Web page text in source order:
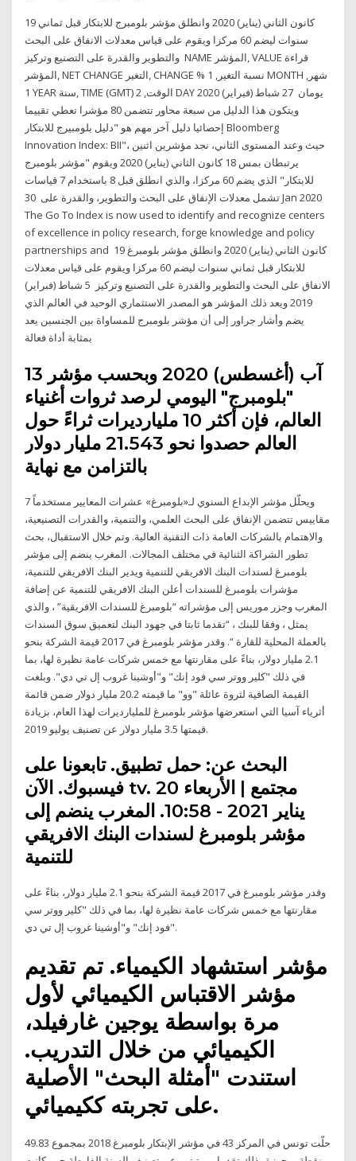
19 كانون الثاني (يناير) 2020 وانطلق مؤشر بلومبرج للابتكار قبل ثماني
سنوات ليضم 60 مركزا ويقوم على قياس معدلات الانفاق على البحث
والتطوير والقدرة على التصنيع وتركيز NAME المؤشر, VALUE قراءة
المؤشر, NET CHANGE التغير, CHANGE % نسبة التغير, 1 MONTH شهر,
1 YEAR سنة, TIME (GMT) الوقت, 2 DAY يومان 27 شباط (فبراير) 2020
ويتكون هذا الدليل من سبعة محاور تتضمن 80 مؤشرا تعطي تقييما
إحصائيا دليل آخر مهم هو "دليل بلومبيرج للابتكار Bloomberg
Innovation Index: BII"، حيث وعند المستوى الثاني، نجد مؤشرين اثنين
يرتبطان بمس 18 كانون الثاني (يناير) 2020 ويقوم "مؤشر بلومبرج
للابتكار" الذي يضم 60 مركزا، والذي انطلق قبل 8 باستخدام 7 قياسات
تشمل معدلات الإنفاق على البحث والتطوير، والقدرة على 30 Jan 2020
The Go To Index is now used to identify and recognize centers
of excellence in policy research, forge knowledge and policy
partnerships and 19 كانون الثاني (يناير) 2020 وانطلق مؤشر بلومبرغ
للابتكار قبل ثماني سنوات ليضم 60 مركزا ويقوم على قياس معدلات
الانفاق على البحث والتطوير والقدرة على التصنيع وتركيز 5 شباط (فبراير)
2019 ويعد ذلك المؤشر هو المصدر الاستثماري الوحيد في العالم الذي
يضم وأشار جراور إلى أن مؤشر بلومبرج للمساواة بين الجنسين يعد
13 آب (أغسطس) 2020 وبحسب مؤشر
"بلومبرج" اليومي لرصد ثروات أغنياء
العالم، فإن أكثر 10 مليارديرات ثراءً حول
العالم حصدوا نحو 21.543 مليار دولار
ويحلّل مؤشر الإبداع السنوي لـ«بلومبرغ» عشرات المعايير مستخدماً 7
مقاييس تتضمن الإنفاق على البحث العلمي، والتنمية، والقدرات التصنيعية،
والاهتمام بالشركات العامة ذات التقنية العالية. وتم خلال الاستقبال، بحث
تطور الشراكة الثنائية في مختلف المجالات. المغرب ينضم إلى مؤشر
بلومبرغ لسندات البنك الافريقي للتنمية ويدير البنك الافريقي للتنمية،
مؤشرات بلومبرغ للسندات أعلن البنك الافريقي للتنمية عن إضافة
المغرب وجزر موريس إلى مؤشراته “بلومبرغ للسندات الافريقية” ، والذي
يمثل ، وفقا للبنك ، “تقدما ثابتا في جهود البنك لتعميق سوق السندات
بالعملة المحلية للقارة “. وقدر مؤشر بلومبرغ في 2017 قيمة الشركة بنحو
2.1 مليار دولار، بناءً على مقارنتها مع خمس شركات عامة نظيرة لها، بما
في ذلك "كلير ووتر سي فود إنك" و"أوشينا غروب إل تي دي". وبلغت
القيمة الصافية لثروة عائلة "وو" ما قيمته 20.2 مليار دولار ضمن قائمة
أثرياء آسيا التي استعرضها مؤشر بلومبرغ للمليارديرات لهذا العام، بزيادة
قيمتها 3.5 مليار دولار عن تصنيف يوليو 2019.
البحث عن: حمل تطبيق. تابعونا على
فيسبوك. الآن tv. مجتمع | الأربعاء 20
يناير 2021 - 10:58. المغرب ينضم إلى
مؤشر بلومبرغ لسندات البنك الافريقي
للتنمية
وقدر مؤشر بلومبرغ في 2017 قيمة الشركة بنحو 2.1 مليار دولار، بناءً على
مقارنتها مع خمس شركات عامة نظيرة لها، بما في ذلك "كلير ووتر سي
فود إنك" و"أوشينا غروب إل تي دي".
مؤشر استشهاد الكيمياء. تم تقديم
مؤشر الاقتباس الكيميائي لأول
مرة بواسطة يوجين غارفيلد،
الكيميائي من خلال التدريب.
استندت "أمثلة البحث" الأصلية
على تجربته ككيميائي.
حلّت تونس في المركز 43 في مؤشر الإبتكار بلومبرغ 2018 بمجموع 49.83